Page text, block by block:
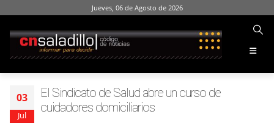
Jueves, 06 de Agosto de 2026
03
Jul
El Sindicato de Salud abre un curso de
cuidadores domiciliarios